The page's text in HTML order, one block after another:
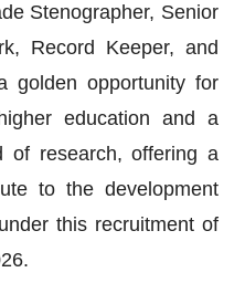
Stenographer, Senior
Record Keeper, and
golden opportunity for
education and a
of research, offering a
to the development
this recruitment of